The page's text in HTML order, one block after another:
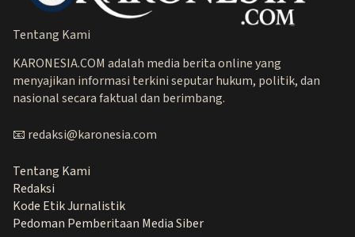
Tentang Kami
KARONESIA.COM adalah media berita online yang
menyajikan informasi terkini seputar hukum, politik, dan
nasional secara faktual dan berimbang.
📧 redaksi@karonesia.com
Tentang Kami
Redaksi
Kode Etik Jurnalistik
Pedoman Pemberitaan Media Siber